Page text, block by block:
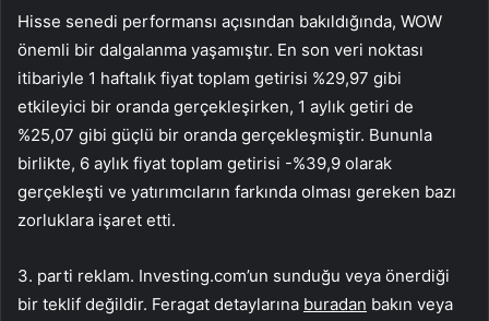
Hisse senedi performansı açısından bakıldığında, WOW
önemli bir dalgalanma yaşamıştır. En son veri noktası
itibariyle 1 haftalık fiyat toplam getirisi %29,97 gibi
etkileyici bir oranda gerçekleşirken, 1 aylık getiri de
%25,07 gibi güçlü bir oranda gerçekleşmiştir. Bununla
birlikte, 6 aylık fiyat toplam getirisi -%39,9 olarak
gerçekleşti ve yatırımcıların farkında olması gereken bazı
zorluklara işaret etti.
3. parti reklam. Investing.com’un sunduğu veya önerdiği
bir teklif değildir. Feragat detaylarına buradan bakın veya